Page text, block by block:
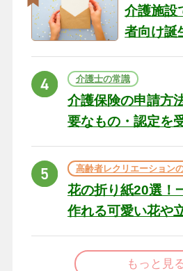
介護施設
者向け誕
ト
介護士の常識
介護保険の申請方
要なもの・認定を
高齢者レクリエーション
花の折り紙20選！
作れる可愛い花や
もっと見